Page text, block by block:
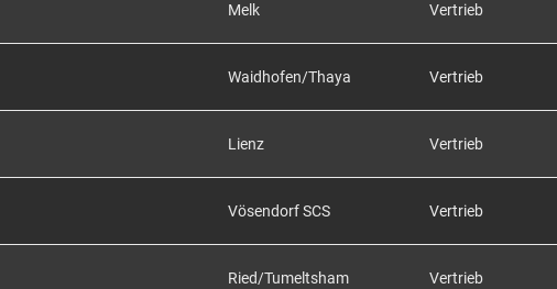
Melk Vertrieb
Waidhofen/Thaya Vertrieb
Lienz Vertrieb
Vösendorf SCS Vertrieb
Ried/Tumeltsham Vertrieb